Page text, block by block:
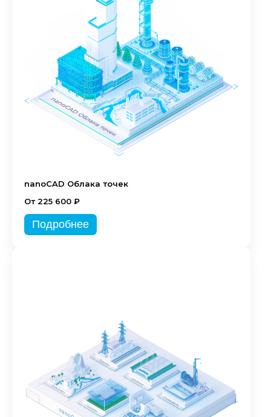
nanoCAD Облака точек
От 225 600 ₽
Подробнее